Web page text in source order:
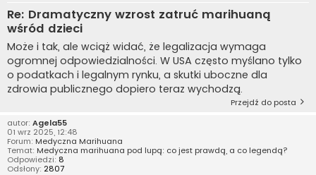
Re: Dramatyczny wzrost zatruć marihuaną
wśród dzieci
Może i tak, ale wciąż widać, że legalizacja wymaga
ogromnej odpowiedzialności. W USA często myślano tylko
o podatkach i legalnym rynku, a skutki uboczne dla
zdrowia publicznego dopiero teraz wychodzą.
Przejdź do posta
autor: Agela55
01 wrz 2025, 12:48
Forum: Medyczna Marihuana
Temat: Medyczna marihuana pod lupą: co jest prawdą, a co legendą?
Odpowiedzi: 8
Odsłony: 2807